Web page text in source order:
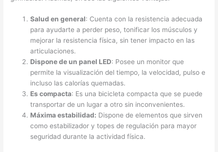
Salud en general: Cuenta con la resistencia adecuada
para ayudarte a perder peso, tonificar los músculos y
mejorar la resistencia física, sin tener impacto en las
articulaciones.
Dispone de un panel LED: Posee un monitor que
permite la visualización del tiempo, la velocidad, pulso e
incluso las calorías quemadas.
Es compacta: Es una bicicleta compacta que se puede
transportar de un lugar a otro sin inconvenientes.
Máxima estabilidad: Dispone de elementos que sirven
como estabilizador y topes de regulación para mayor
seguridad durante la actividad física.